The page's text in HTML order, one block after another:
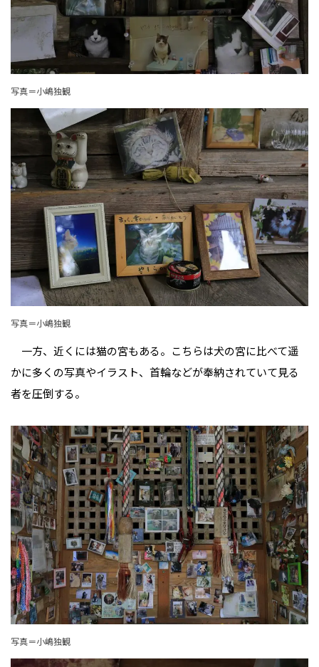
写真＝小嶋独観
写真＝小嶋独観
一方、近くには猫の宮もある。こちらは犬の宮に比べて遥
かに多くの写真やイラスト、首輪などが奉納されていて見る
者を圧倒する。
写真＝小嶋独観